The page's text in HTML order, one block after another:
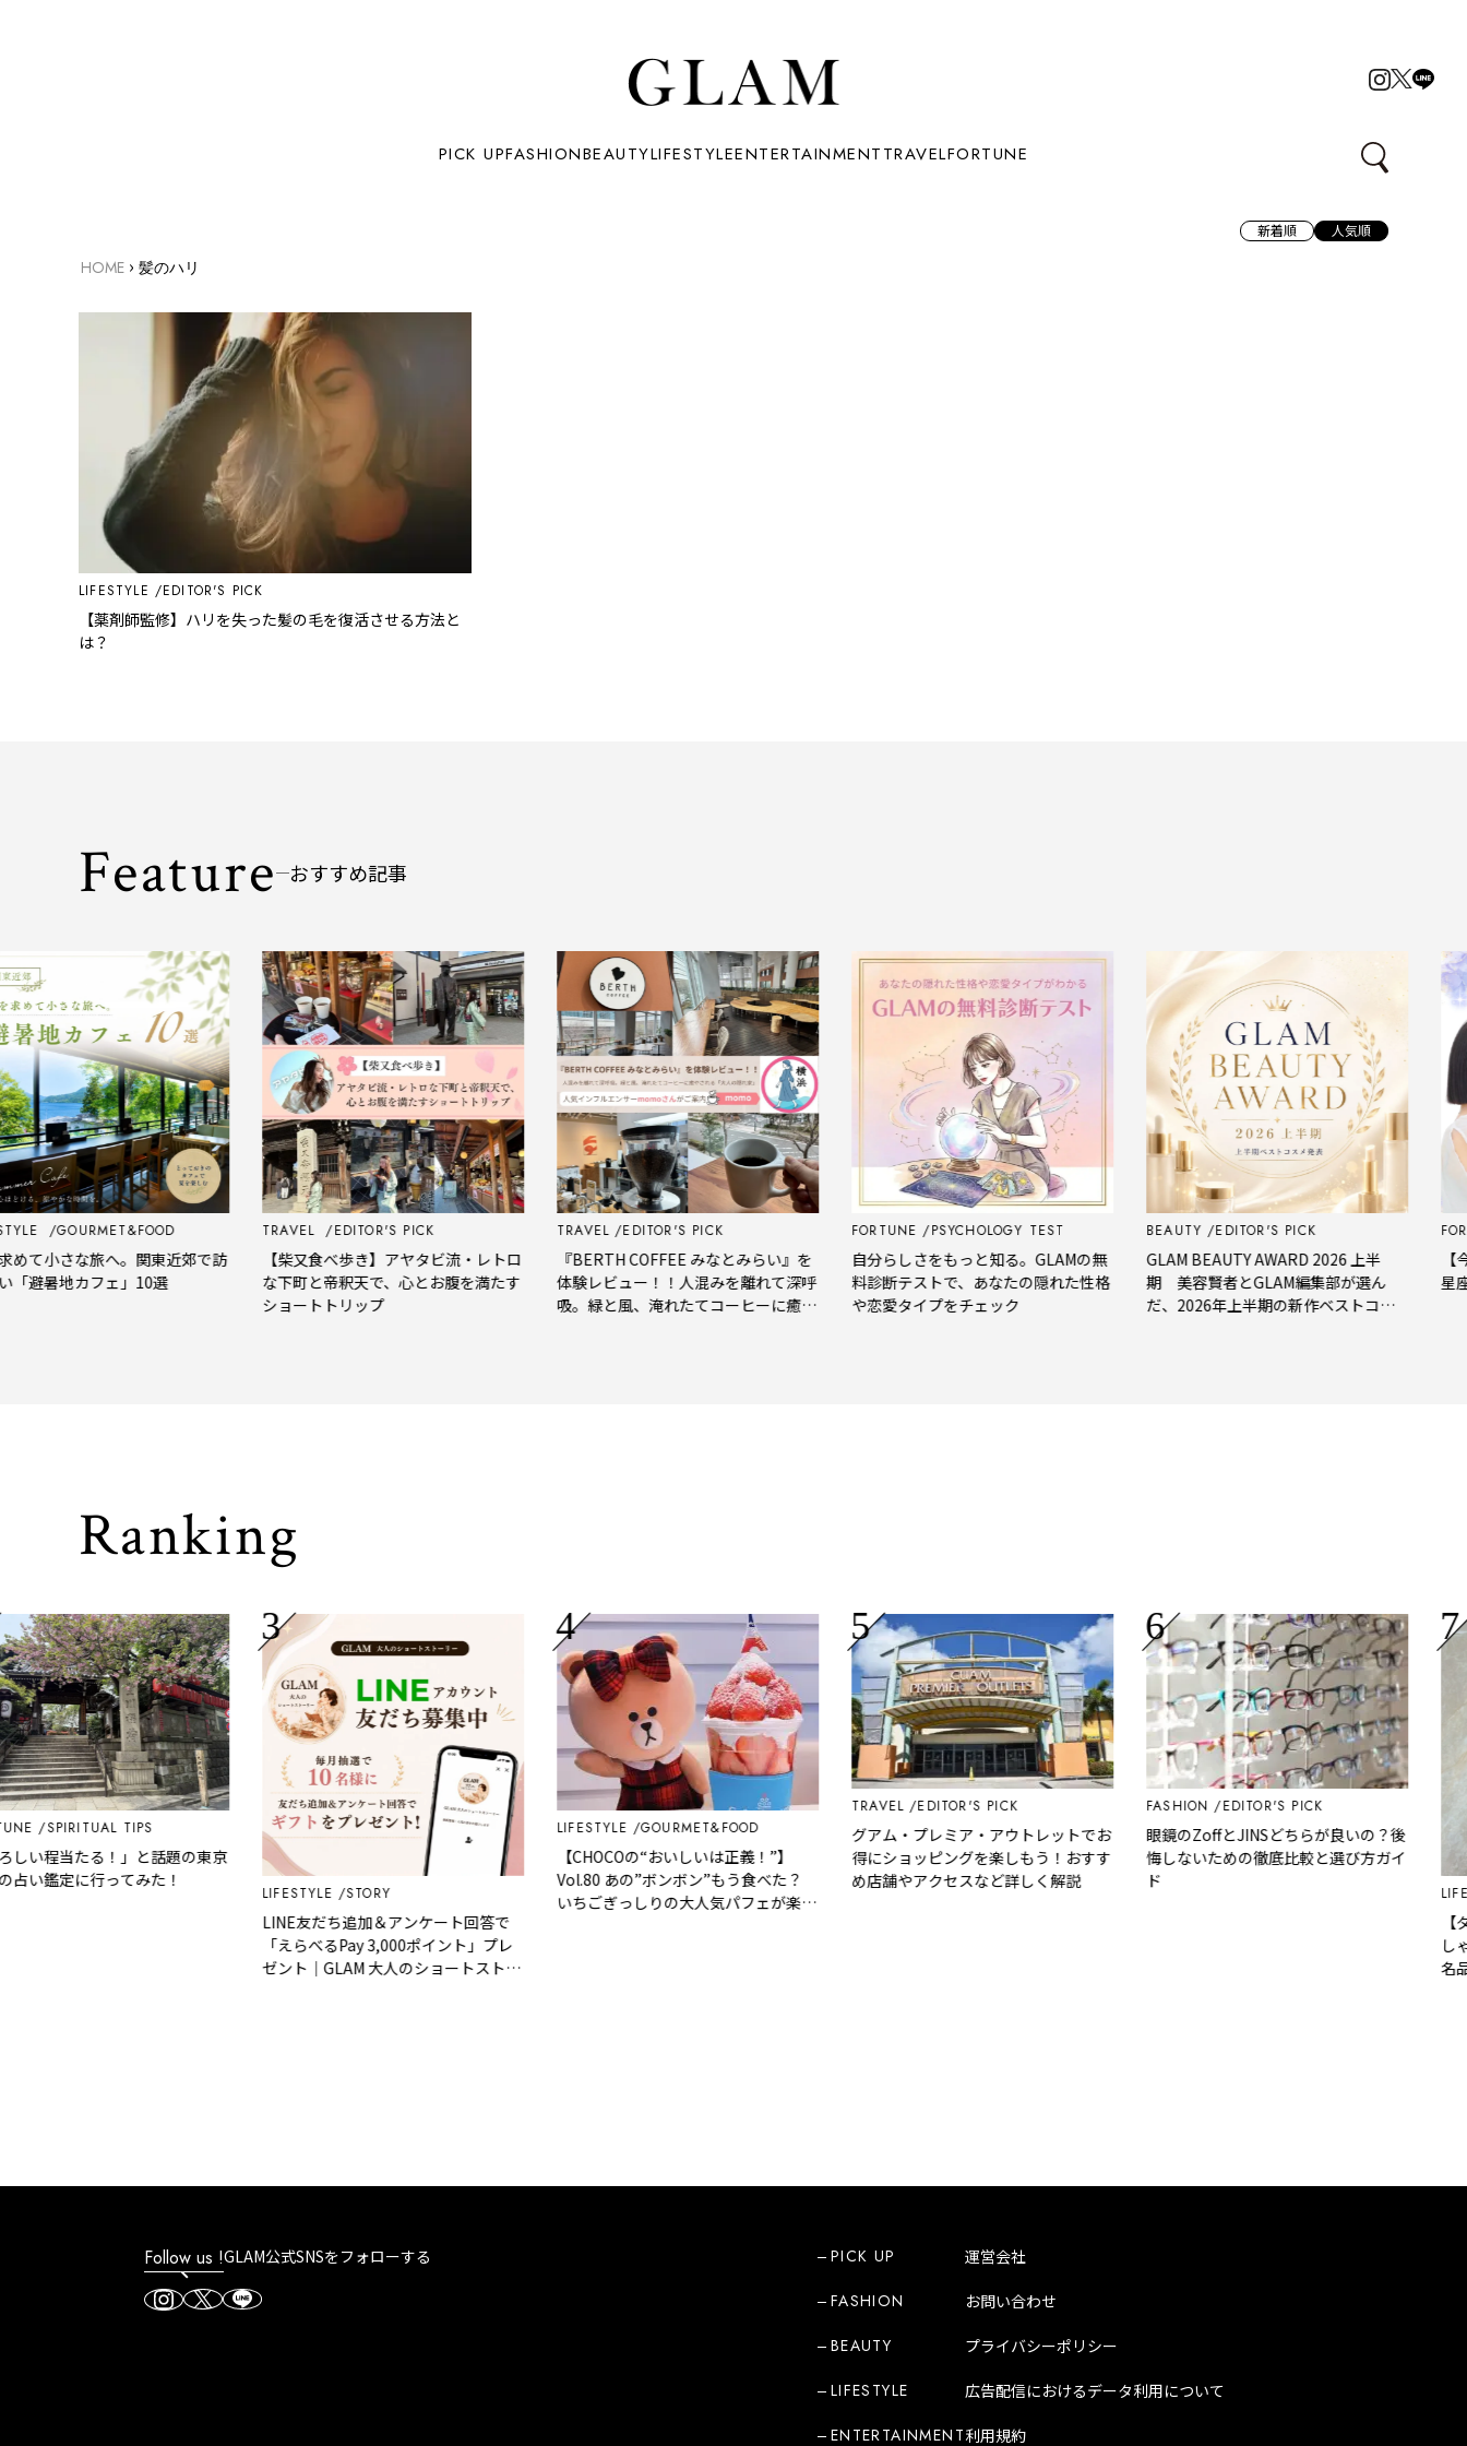
PICK UPFASHIONBEAUTYLIFESTYLEENTERTAINMENTTRAVELFORTUNE
新着順 人気順
HOME › 髪のハリ
LIFESTYLE EDITOR'S PICK
【薬剤師監修】ハリを失った髪の毛を復活させる方法と
は？
Feature おすすめ記事
GOURMET&FOOD
小さな旅へ。関東近郊で訪
暑地カフェ」10選
TRAVEL EDITOR'S PICK
【柴又食べ歩き】アヤタビ流・レトロ
な下町と帝釈天で、心とお腹を満たす
ショートトリップ
TRAVEL EDITOR'S PICK
『BERTH COFFEE みなとみらい』を
体験レビュー！！人混みを離れて深呼
吸。緑と風、淹れたてコーヒーに癒や
FORTUNE PSYCHOLOGY TEST
自分らしさをもっと知る。GLAMの無
料診断テストで、あなたの隠れた性格
や恋愛タイプをチェック
BEAUTY EDITOR'S PICK
GLAM BEAUTY AWARD 2026 上半
期 美容賢者とGLAM編集部が選ん
だ、2026年上半期の新作ベストコス
【今
星座
Ranking
SPIRITUAL TIPS
程当たる！」と話題の東京
鑑定に行ってみた！
LIFESTYLE STORY
LINE友だち追加＆アンケート回答で
「えらべるPay 3,000ポイント」プレ
ゼント｜GLAM 大人のショートストー
LIFESTYLE GOURMET&FOOD
【CHOCOの“おいしいは正義！”】
Vol.80 あの”ボンボン”もう食べた？
いちごぎっしりの大人気パフェが楽し
TRAVEL EDITOR'S PICK
グアム・プレミア・アウトレットでお
得にショッピングを楽しもう！おすす
め店舗やアクセスなど詳しく解説
FASHION EDITOR'S PICK
眼鏡のZoffとJINSどちらが良いの？後
悔しないための徹底比較と選び方ガイ
【ダ
しゃ
名品
Follow us !GLAM公式SNSをフォローする PICK UP
FASHION
BEAUTY
LIFESTYLE
ENTERTAINMENT
運営会社
お問い合わせ
プライバシーポリシー
広告配信におけるデータ利用について
利用規約